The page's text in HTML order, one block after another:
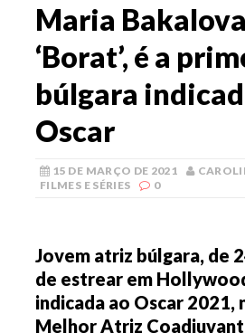
Maria
‘Borat’, é a
búlgara
Oscar
15 DE MARÇO DE 2021
FILMES E SÉRIES
0
Jovem atriz búlgara, de
de estrear em
indicada ao Oscar 2021,
Melhor Atriz